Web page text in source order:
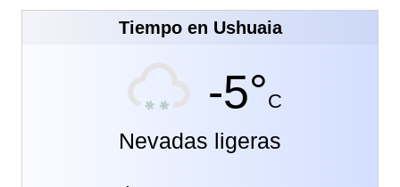
Tiempo en Ushuaia
-5°C
Nevadas ligeras